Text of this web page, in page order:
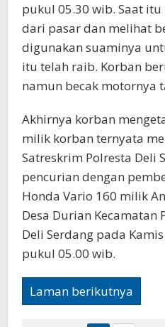
pukul 05.30 wib. Saat
dari pasar dan melihat
digunakan suaminya
itu telah raib. Korban
namun becak motornya
Akhirnya korban
milik korban ternyata
Satreskrim Polresta Deli
pencurian dengan
Honda Vario 160 milik
Desa Durian Kecamatan
Deli Serdang pada
pukul 05.00 wib.
Laman berikutnya